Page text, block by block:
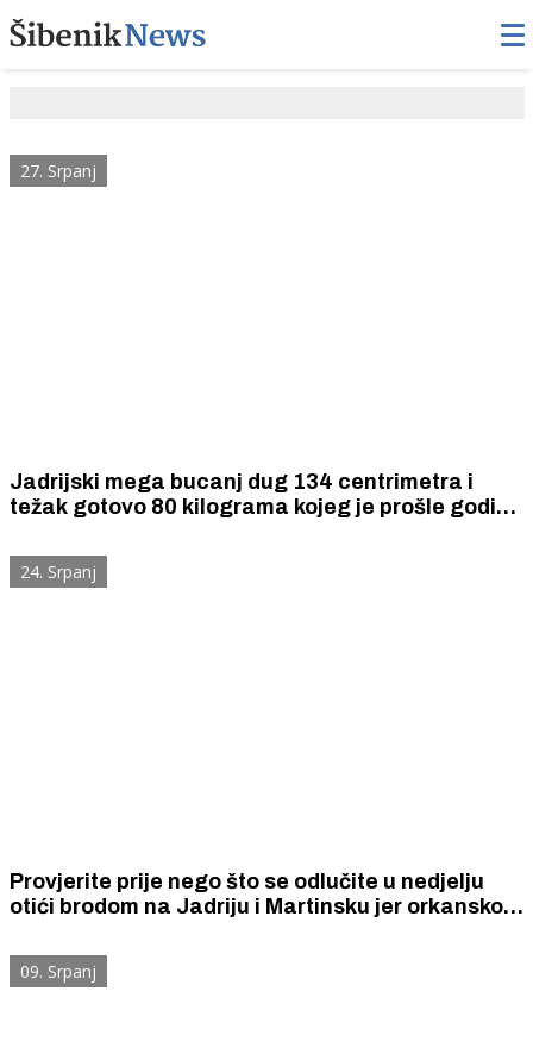
27. Srpanj
Jadrijski mega bucanj dug 134 centrimetra i
težak gotovo 80 kilograma kojeg je prošle godine
Prirodslovnog muzeja u Splitu
24. Srpanj
Provjerite prije nego što se odlučite u nedjelju
otići brodom na Jadriju i Martinsku jer orkansko
09. Srpanj